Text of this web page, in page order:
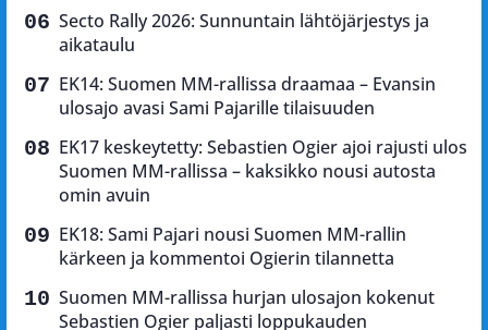
Secto Rally 2026: Sunnuntain lähtöjärjestys ja
aikataulu
EK14: Suomen MM-rallissa draamaa – Evansin
ulosajo avasi Sami Pajarille tilaisuuden
EK17 keskeytetty: Sebastien Ogier ajoi rajusti ulos
Suomen MM-rallissa – kaksikko nousi autosta
omin avuin
EK18: Sami Pajari nousi Suomen MM-rallin
kärkeen ja kommentoi Ogierin tilannetta
Suomen MM-rallissa hurjan ulosajon kokenut
Sebastien Ogier paljasti loppukauden